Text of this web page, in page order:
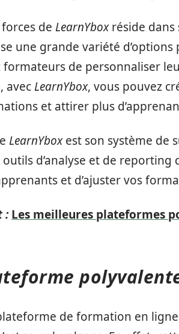
forces de LearnYboxréside dans
une grande variété
de personnaliser
avecLearnYbox, vous pouvez
et attirer plus
LearnYboxest son système de
d’analyse et de
et d’ajuster vos
: Les meilleures plateformes
de formation en